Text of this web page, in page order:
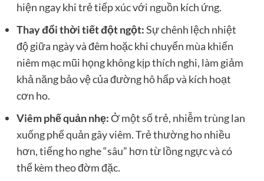
hiện ngay khi trẻ tiếp xúc với nguồn kích ứng.
Thay đổi thời tiết đột ngột:Sự chênh lệch nhiệt
độ giữa ngày và đêm hoặc khi chuyển mùa khiến
niêm mạc mũi họng không kịp thích nghi, làm giảm
khả năng bảo vệ của đường hô hấp và kích hoạt
cơn ho.
Viêm phế quản nhẹ: Ở một số trẻ, nhiễm trùng lan
xuống phế quản gây viêm. Trẻ thường ho nhiều
hơn, tiếng ho nghe “sâu” hơn từ lồng ngực và có
thể kèm theo đờm đặc.